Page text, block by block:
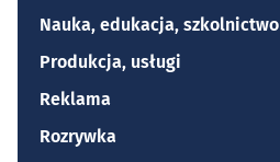
Nauka, edukacja, szkolnictwo
Produkcja, usługi
Reklama
Rozrywka